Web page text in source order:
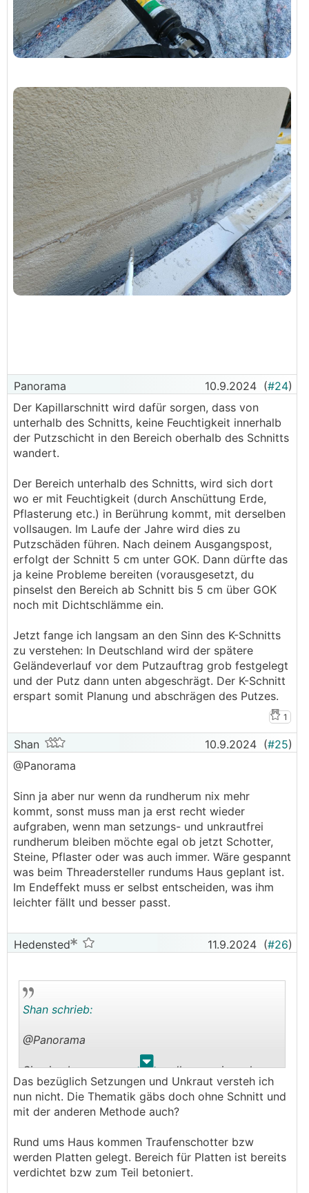
Panorama 10.9.2024 (#24)
Der Kapillarschnitt wird dafür sorgen, dass von
unterhalb des Schnitts, keine Feuchtigkeit innerhalb
der Putzschicht in den Bereich oberhalb des Schnitts
wandert.
Der Bereich unterhalb des Schnitts, wird sich dort
wo er mit Feuchtigkeit (durch Anschüttung Erde,
Pflasterung etc.) in Berührung kommt, mit derselben
vollsaugen. Im Laufe der Jahre wird dies zu
Putzschäden führen. Nach deinem Ausgangspost,
erfolgt der Schnitt 5 cm unter GOK. Dann dürfte das
ja keine Probleme bereiten (vorausgesetzt, du
pinselst den Bereich ab Schnitt bis 5 cm über GOK
noch mit Dichtschlämme ein.
Jetzt fange ich langsam an den Sinn des K-Schnitts
zu verstehen: In Deutschland wird der spätere
Geländeverlauf vor dem Putzauftrag grob festgelegt
und der Putz dann unten abgeschrägt. Der K-Schnitt
erspart somit Planung und abschrägen des Putzes.
1
Shan 10.9.2024 (#25)
@Panorama
Sinn ja aber nur wenn da rundherum nix mehr
kommt, sonst muss man ja erst recht wieder
aufgraben, wenn man setzungs- und unkrautfrei
rundherum bleiben möchte egal ob jetzt Schotter,
Steine, Pflaster oder was auch immer. Wäre gespannt
was beim Threadersteller rundums Haus geplant ist.
Im Endeffekt muss er selbst entscheiden, was ihm
leichter fällt und besser passt.
Hedensted 11.9.2024 (#26)
. .
Shan schrieb:
@Panorama
Sinn ja aber nur wenn da rundherum nix mehr
kommt, sonst muss man ja erst recht wieder
aufgraben, wenn man setzungs- und unkrautfrei
rundherum bleiben möchte egal ob jetzt
Wäre gespannt was beim Threadersteller
rundums Haus geplant ist. Im Endeffekt muss er
selbst entscheiden, was ihm leichter fällt und
Das bezüglich Setzungen und Unkraut versteh ich
nun nicht. Die Thematik gäbs doch ohne Schnitt und
mit der anderen Methode auch?
Rund ums Haus kommen Traufenschotter bzw
werden Platten gelegt. Bereich für Platten ist bereits
verdichtet bzw zum Teil betoniert.